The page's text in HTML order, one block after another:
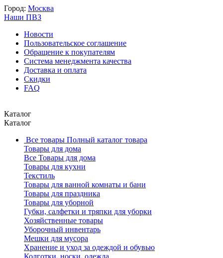
Город: Москва
Наши ПВЗ
Новости
Пользовательское соглашение
Обращение к покупателям
Система менеджмента качества
Доставка и оплата
Скидки
FAQ
Каталог
Каталог
Все товары Полный каталог товара
Товары для дома
Все Товары для дома
Товары для кухни
Текстиль
Товары для ванной комнаты и бани
Товары для праздника
Товары для уборной
Губки, салфетки и тряпки для уборки
Хозяйственные товары
Уборочный инвентарь
Мешки для мусора
Хранение и уход за одеждой и обувью
Колготки, носки, одежда